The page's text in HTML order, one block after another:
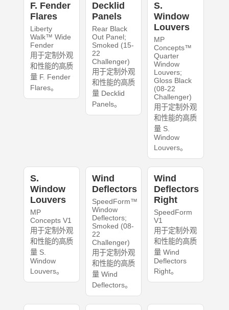
F. Fender
Flares
Liberty
Walk™ Wide
Fender
用于定制外观
和性能的高质
量 F. Fender
Flares。
Decklid
Panels
Rear Black
Out Panel;
Smoked (15-
22
Challenger)
用于定制外观
和性能的高质
量 Decklid
Panels。
S.
Window
Louvers
MP
Concepts™
Quarter
Window
Louvers;
Gloss Black
(08-22
Challenger)
用于定制外观
和性能的高质
量 S.
Window
Louvers。
S.
Window
Louvers
MP
Concepts V1
用于定制外观
和性能的高质
量 S.
Window
Louvers。
Wind
Deflectors
SpeedForm™
Window
Deflectors;
Smoked (08-
22
Challenger)
用于定制外观
和性能的高质
量 Wind
Deflectors。
Wind
Deflectors
Right
SpeedForm
V1
用于定制外观
和性能的高质
量 Wind
Deflectors
Right。